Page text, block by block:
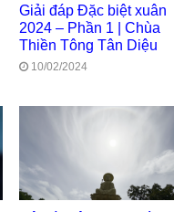
Giải đáp Đặc biệt xuân
2024 – Phần 1 | Chùa
Thiền Tông Tân Diệu
10/02/2024